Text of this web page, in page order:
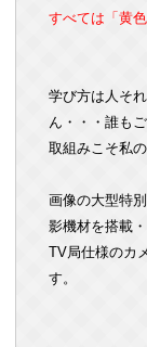
すべては「黄
学び方は人そ
ん・・・誰も
取組みこそ私
画像の大型特
影機材を搭載
TV局仕様のカ
す。